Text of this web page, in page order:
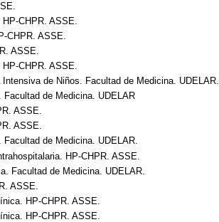
CHPR. ASSE.
CHPR. ASSE.
ASSE.
CHPR. ASSE.
de Niños. Facultad de Medicina. UDELAR.
de Medicina. UDELAR
ASSE.
ASSE.
de Medicina. UDELAR.
HP-CHPR. ASSE.
Facultad de Medicina. UDELAR.
ASSE.
HP-CHPR. ASSE.
HP-CHPR. ASSE.